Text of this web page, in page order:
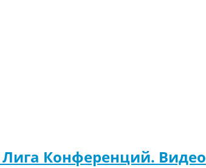
Конференций. Видео